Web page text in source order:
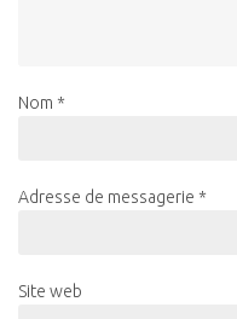
Nom *
Adresse de messagerie *
Site web